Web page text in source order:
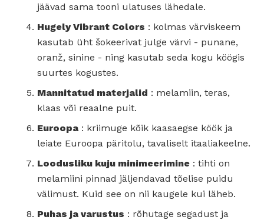
jäävad sama tooni ulatuses lähedale.
Hugely Vibrant Colors : kolmas värviskeem
kasutab üht šokeerivat julge värvi - punane,
oranž, sinine - ning kasutab seda kogu köögis
suurtes kogustes.
Mannitatud materjalid : melamiin, teras,
klaas või reaalne puit.
Euroopa: kriimuge kõik kaasaegse köök ja
leiate Euroopa päritolu, tavaliselt itaaliakeelne.
Loodusliku kuju minimeerimine : tihti on
melamiini pinnad jäljendavad tõelise puidu
välimust. Kuid see on nii kaugele kui läheb.
Puhas ja varustus : rõhutage segadust ja